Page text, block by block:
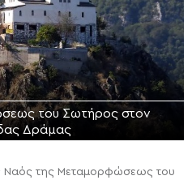
του Σωτήρος στον
Δράμας
Ναός της Μεταμορφώσεως του